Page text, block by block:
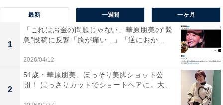
最新 一週間 一ヶ月
1
「これはお金の問題じゃない」華原朋美の“緊
急”投稿に反響「胸が痛い…」「逆におか...
2026/04/12
2
51歳・華原朋美、ほっそり美脚ショット公
開！ ばっさりカットでショートヘアに。大...